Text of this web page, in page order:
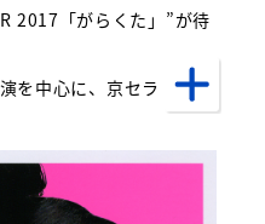
2017「がらくた」”が待
を中心に、京セラドーム
ン！ボーナス映像とし
で披露した「若い広場」